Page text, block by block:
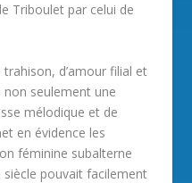
Triboulet par celui de
d’amour filial et
seulement une
mélodique et de
en évidence les
féminine subalterne
siècle pouvait facilement